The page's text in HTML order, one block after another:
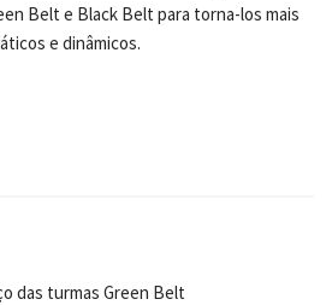
Belt e Black Belt para torna-los mais
e dinâmicos.
das turmas Green Belt